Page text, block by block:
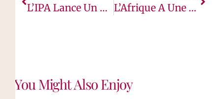
L’IPA Lance Un Appel À Propositions De Projets Pour Favoriser En Afrique La Culture De La Lecture « Au-Delà Des Salles De Classe », En 2022-2023 L’Afrique A Une Ambassadrice Chargée Des Questions D’assainissement Et D’hygiène
You Might Also Enjoy